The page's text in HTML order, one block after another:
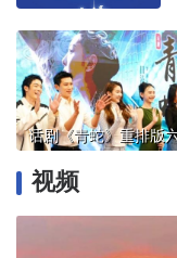
视频